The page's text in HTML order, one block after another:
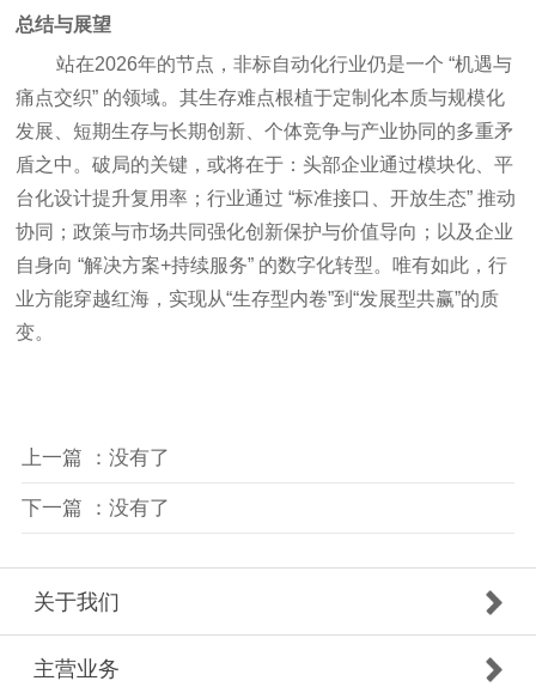
总结与展望
站在2026年的节点，非标自动化行业仍是一个 “机遇与
痛点交织” 的领域。其生存难点根植于定制化本质与规模化
发展、短期生存与长期创新、个体竞争与产业协同的多重矛
盾之中。破局的关键，或将在于：头部企业通过模块化、平
台化设计提升复用率；行业通过 “标准接口、开放生态” 推动
协同；政策与市场共同强化创新保护与价值导向；以及企业
自身向 “解决方案+持续服务” 的数字化转型。唯有如此，行
业方能穿越红海，实现从“生存型内卷”到“发展型共赢”的质
变。
上一篇 ：没有了
下一篇 ：没有了
关于我们
主营业务